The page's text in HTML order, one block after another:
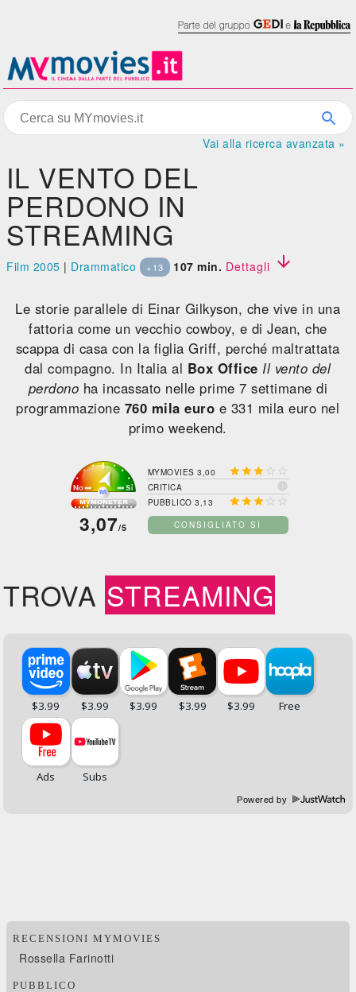
Vai alla ricerca avanzata »
IL VENTO DEL
PERDONO IN
STREAMING
Film 2005 | Drammatico +13 107 min. Dettagli 
Le storie parallele di Einar Gilkyson, che vive in una
fattoria come un vecchio cowboy, e di Jean, che
scappa di casa con la figlia Griff, perché maltrattata
dal compagno. In Italia al Box Office Il vento del
perdono ha incassato nelle prime 7 settimane di
programmazione 760 mila euro e 331 mila euro nel
primo weekend.
3,07/5
MYMOVIES 3,00   
CRITICA 
PUBBLICO 3,13   
CONSIGLIATO SÌ
TROVA STREAMING
Powered by
RECENSIONI MYMOVIES
Rossella Farinotti
PUBBLICO